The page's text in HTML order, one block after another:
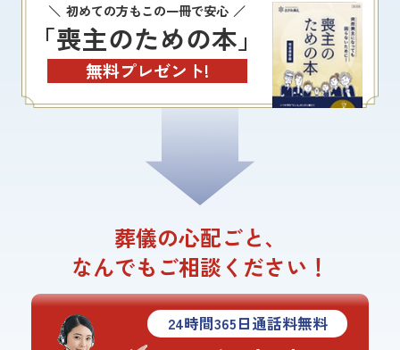
初めての方もこの一冊で安心
「喪主のための本」
無料プレゼント!
葬儀の心配ごと、
なんでもご相談ください！
24時間365日通話料無料